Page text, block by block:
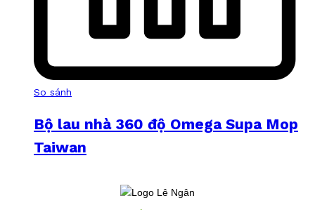
So sánh
Bộ lau nhà 360 độ Omega Supa Mop
Taiwan